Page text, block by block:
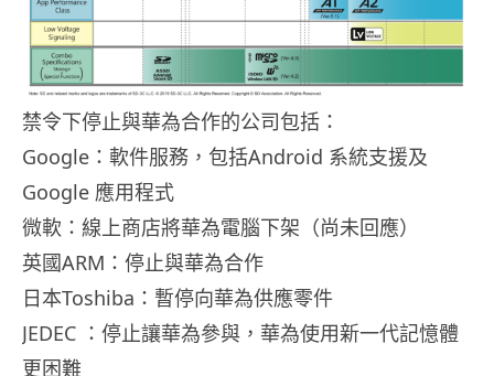
禁令下停止與華為合作的公司包括：
Google：軟件服務，包括Android 系統支援及
Google 應用程式
微軟：線上商店將華為電腦下架（尚未回應）
英國ARM：停止與華為合作
日本Toshiba：暫停向華為供應零件
JEDEC ：停止讓華為參與，華為使用新一代記憶體
更困難